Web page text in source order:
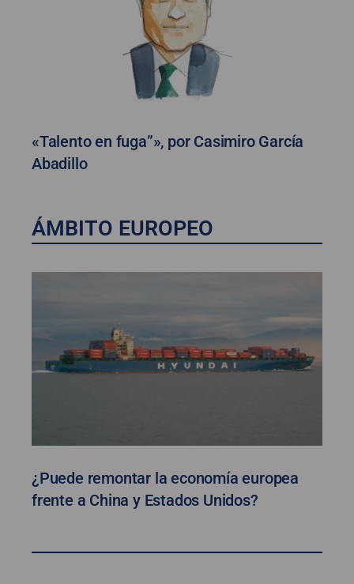
«Talento en fuga”», por Casimiro García
Abadillo
ÁMBITO EUROPEO
¿Puede remontar la economía europea
frente a China y Estados Unidos?